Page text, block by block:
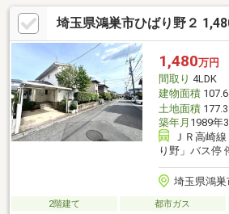
り、日常の買い物に困ることはありません
り、喧騒から少し離れた住宅地のため、静
す♪・大宮台地の上に位置しており、浸水
比較的低い地域です♪【2026年５月完了リ
ス一部貼替・キッチン水栓交換・ハウスクリ
埼玉県鴻巣市ひばり野２
1,480万円
間取り 4LDK
建物面積
土地面積
築年月 1989年
ＪＲ高崎
り野」バス停
埼玉県鴻巣
2階建て 都市ガス